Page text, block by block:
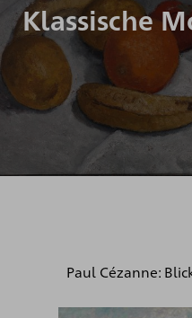
Klassische
Paul Cézanne: